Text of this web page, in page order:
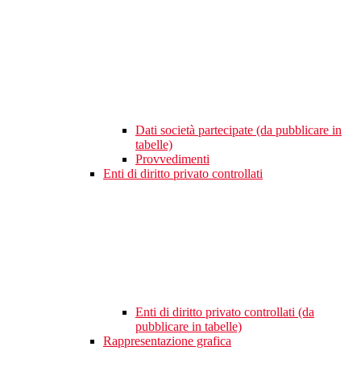
Dati società partecipate (da pubblicare in
tabelle)
Provvedimenti
Enti di diritto privato controllati
Enti di diritto privato controllati (da
pubblicare in tabelle)
Rappresentazione grafica